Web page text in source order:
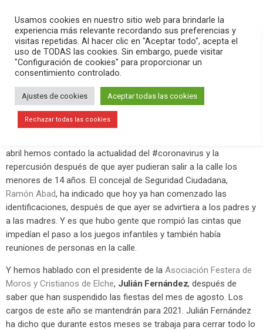
search menu pause PLAY
abril 27, 2020
Julián Fernández: «Con mucho dolor
de corazón hemos tomado la
decisión de suspender las fiestas»
abril hemos contado la actualidad del #coronavirus y la
repercusión después de que ayer pudieran salir a la calle los
menores de 14 años. El concejal de Seguridad Ciudadana,
Ramón Abad, ha indicado que hoy ya han comenzado las
identificaciones, después de que ayer se advirtiera a los padres y
a las madres. Y es que hubo gente que rompió las cintas que
impedían el paso a los juegos infantiles y también había
reuniones de personas en la calle.
Y hemos hablado con el presidente de la Asociación Festera de
Moros y Cristianos de Elche, Julián Fernández, después de
saber que han suspendido las fiestas del mes de agosto. Los
cargos de este año se mantendrán para 2021. Julián Fernández
ha dicho que durante estos meses se trabaja para cerrar todo lo
Usamos cookies en nuestro sitio web para brindarle la
experiencia más relevante recordando sus preferencias y
visitas repetidas. Al hacer clic en "Aceptar todo", acepta el
uso de TODAS las cookies. Sin embargo, puede visitar
"Configuración de cookies" para proporcionar un
consentimiento controlado.
Ajustes de cookies Aceptar todas las cookies
Rechazar todas las cookies